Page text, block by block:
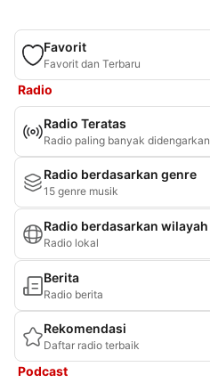
Favorit
Favorit dan Terbaru
Radio
Radio Teratas
Radio paling banyak didengarkan
Radio berdasarkan genre
15 genre musik
Radio berdasarkan wilayah
Radio lokal
Berita
Radio berita
Rekomendasi
Daftar radio terbaik
Podcast